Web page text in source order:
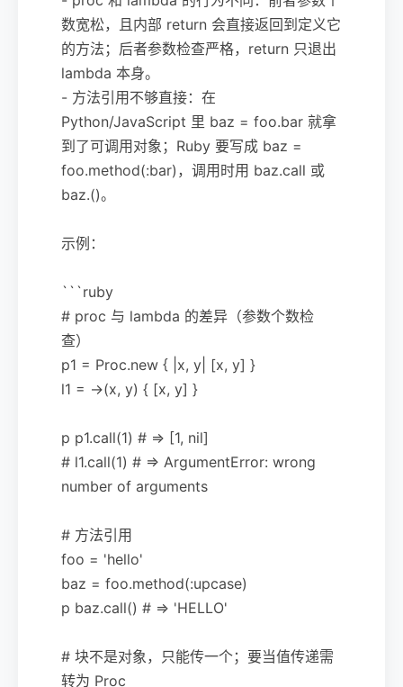
数宽松，且内部 return 会直接返回到定义它
的方法；后者参数检查严格，return 只退出
lambda 本身。
- 方法引用不够直接：在
Python/JavaScript 里 baz = foo.bar 就拿
到了可调用对象；Ruby 要写成 baz =
foo.method(:bar)，调用时用 baz.call 或
baz.()。
示例：
```ruby
# proc 与 lambda 的差异（参数个数检
查）
p1 = Proc.new { |x, y| [x, y] }
l1 = ->(x, y) { [x, y] }
p p1.call(1) # => [1, nil]
# l1.call(1) # => ArgumentError: wrong
number of arguments
# 方法引用
foo = 'hello'
baz = foo.method(:upcase)
p baz.call() # => 'HELLO'
# 块不是对象，只能传一个；要当值传递需
转为 Proc